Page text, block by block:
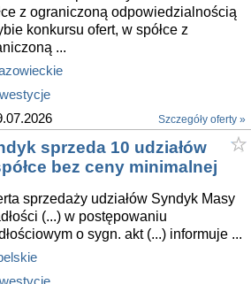
z ograniczoną odpowiedzialnością
konkursu ofert, w spółce z
...
Szczegóły oferty »
sprzeda 10 udziałów
bez ceny minimalnej
sprzedaży udziałów Syndyk Masy
(...) w postępowaniu
o sygn. akt (...) informuje ...